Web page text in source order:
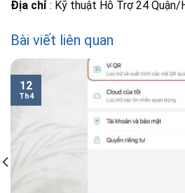
Địa chỉ : Kỹ thuật Hỗ Trợ 24 Quận/
Bài viết liên quan
12
Th4